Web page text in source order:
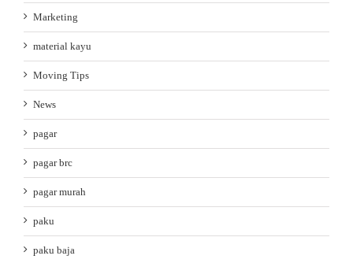
Marketing
material kayu
Moving Tips
News
pagar
pagar brc
pagar murah
paku
paku baja